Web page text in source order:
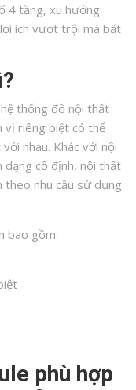
4 tầng, xu hướng
ích vượt trội mà bất
thống đồ nội thất
vị riêng biệt có thể
nhau. Khác với nội
dạng cố định, nội thất
theo nhu cầu sử dụng
bao gồm:
phù hợp